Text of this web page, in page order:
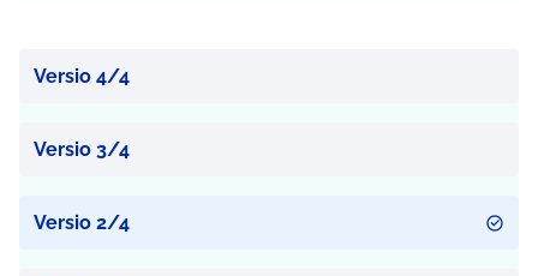
Versio 4/4
Versio 3/4
Versio 2/4